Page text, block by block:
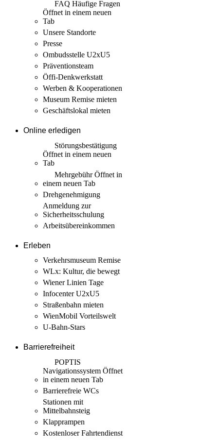
FAQ Häufige Fragen
Öffnet in einem neuen
Tab
Unsere Standorte
Presse
Ombudsstelle U2xU5
Präventionsteam
Öffi-Denkwerkstatt
Werben & Kooperationen
Museum Remise mieten
Geschäftslokal mieten
Online erledigen
Störungs­bestätigung
Öffnet in einem neuen
Tab
MehrgebührÖffnet in
einem neuen Tab
Drehgenehmigung
Anmeldung zur
Sicherheits­schulung
Arbeits­übereinkommen
Erleben
Verkehrsmuseum Remise
WLx: Kultur, die bewegt
Wiener Linien Tage
Infocenter U2xU5
Straßenbahn mieten
WienMobil Vorteilswelt
U-Bahn-Stars
Barrierefreiheit
POPTIS
Navigationssystem Öffnet
in einem neuen Tab
Barrierefreie WCs
Stationen mit
Mittelbahnsteig
Klapprampen
Kostenloser Fahrtendienst